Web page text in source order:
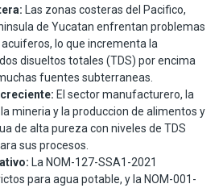
Las zonas costeras del Pacifico,
de Yucatan enfrentan problemas
lo que incrementa la
disueltos totales (TDS) por encima
fuentes subterraneas.
El sector manufacturero, la
mineria y la produccion de alimentos y
de alta pureza con niveles de TDS
sus procesos.
La NOM-127-SSA1-2021
para agua potable, y la NOM-001-